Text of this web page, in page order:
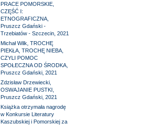
PRACE POMORSKIE,
CZĘŚĆ I:
ETNOGRAFICZNA,
Pruszcz Gdański -
Trzebiatów - Szczecin, 2021
Michał Wilk, TROCHĘ
PIEKŁA, TROCHĘ NIEBA,
CZYLI POMOC
SPOŁECZNA OD ŚRODKA,
Pruszcz Gdański, 2021
Zdzisław Drzewiecki,
OSWAJANIE PUSTKI,
Pruszcz Gdański, 2021
Książka otrzymała nagrodę
w Konkursie Literatury
Kaszubskiej i Pomorskiej za